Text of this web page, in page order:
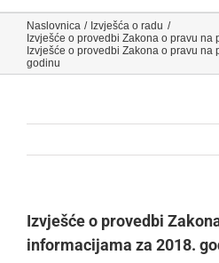
Naslovnica
Izvješća o radu
Izvješće o provedbi Zakona o pravu na
Izvješće o provedbi Zakona o pravu
godinu
Izvješće o provedbi
informacijama za 2018.